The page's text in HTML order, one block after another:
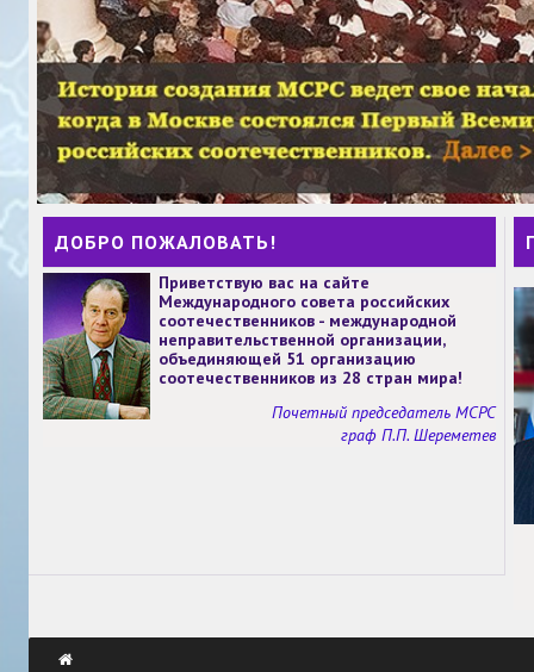
ДОБРО ПОЖАЛОВАТЬ!
Приветствую вас на сайте
Международного совета российских
соотечественников - международной
неправительственной организации,
объединяющей 51 организацию
соотечественников из 28 стран мира!
Почетный председатель МСРС
граф П.П. Шереметев